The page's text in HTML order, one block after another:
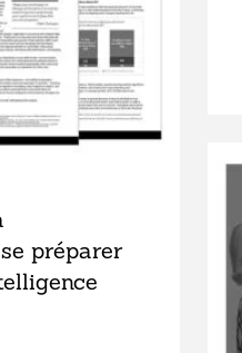
préparer